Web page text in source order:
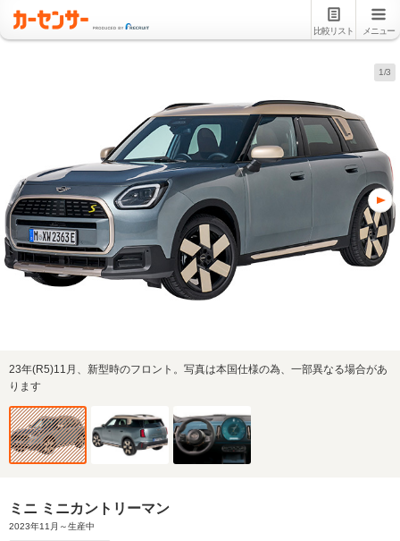
比較リスト メニュー
1/3
23年(R5)11月、新型時のフロント。写真は本国仕様の為、一部異なる場合があ
ります
ミニ ミニカントリーマン
2023年11月～生産中